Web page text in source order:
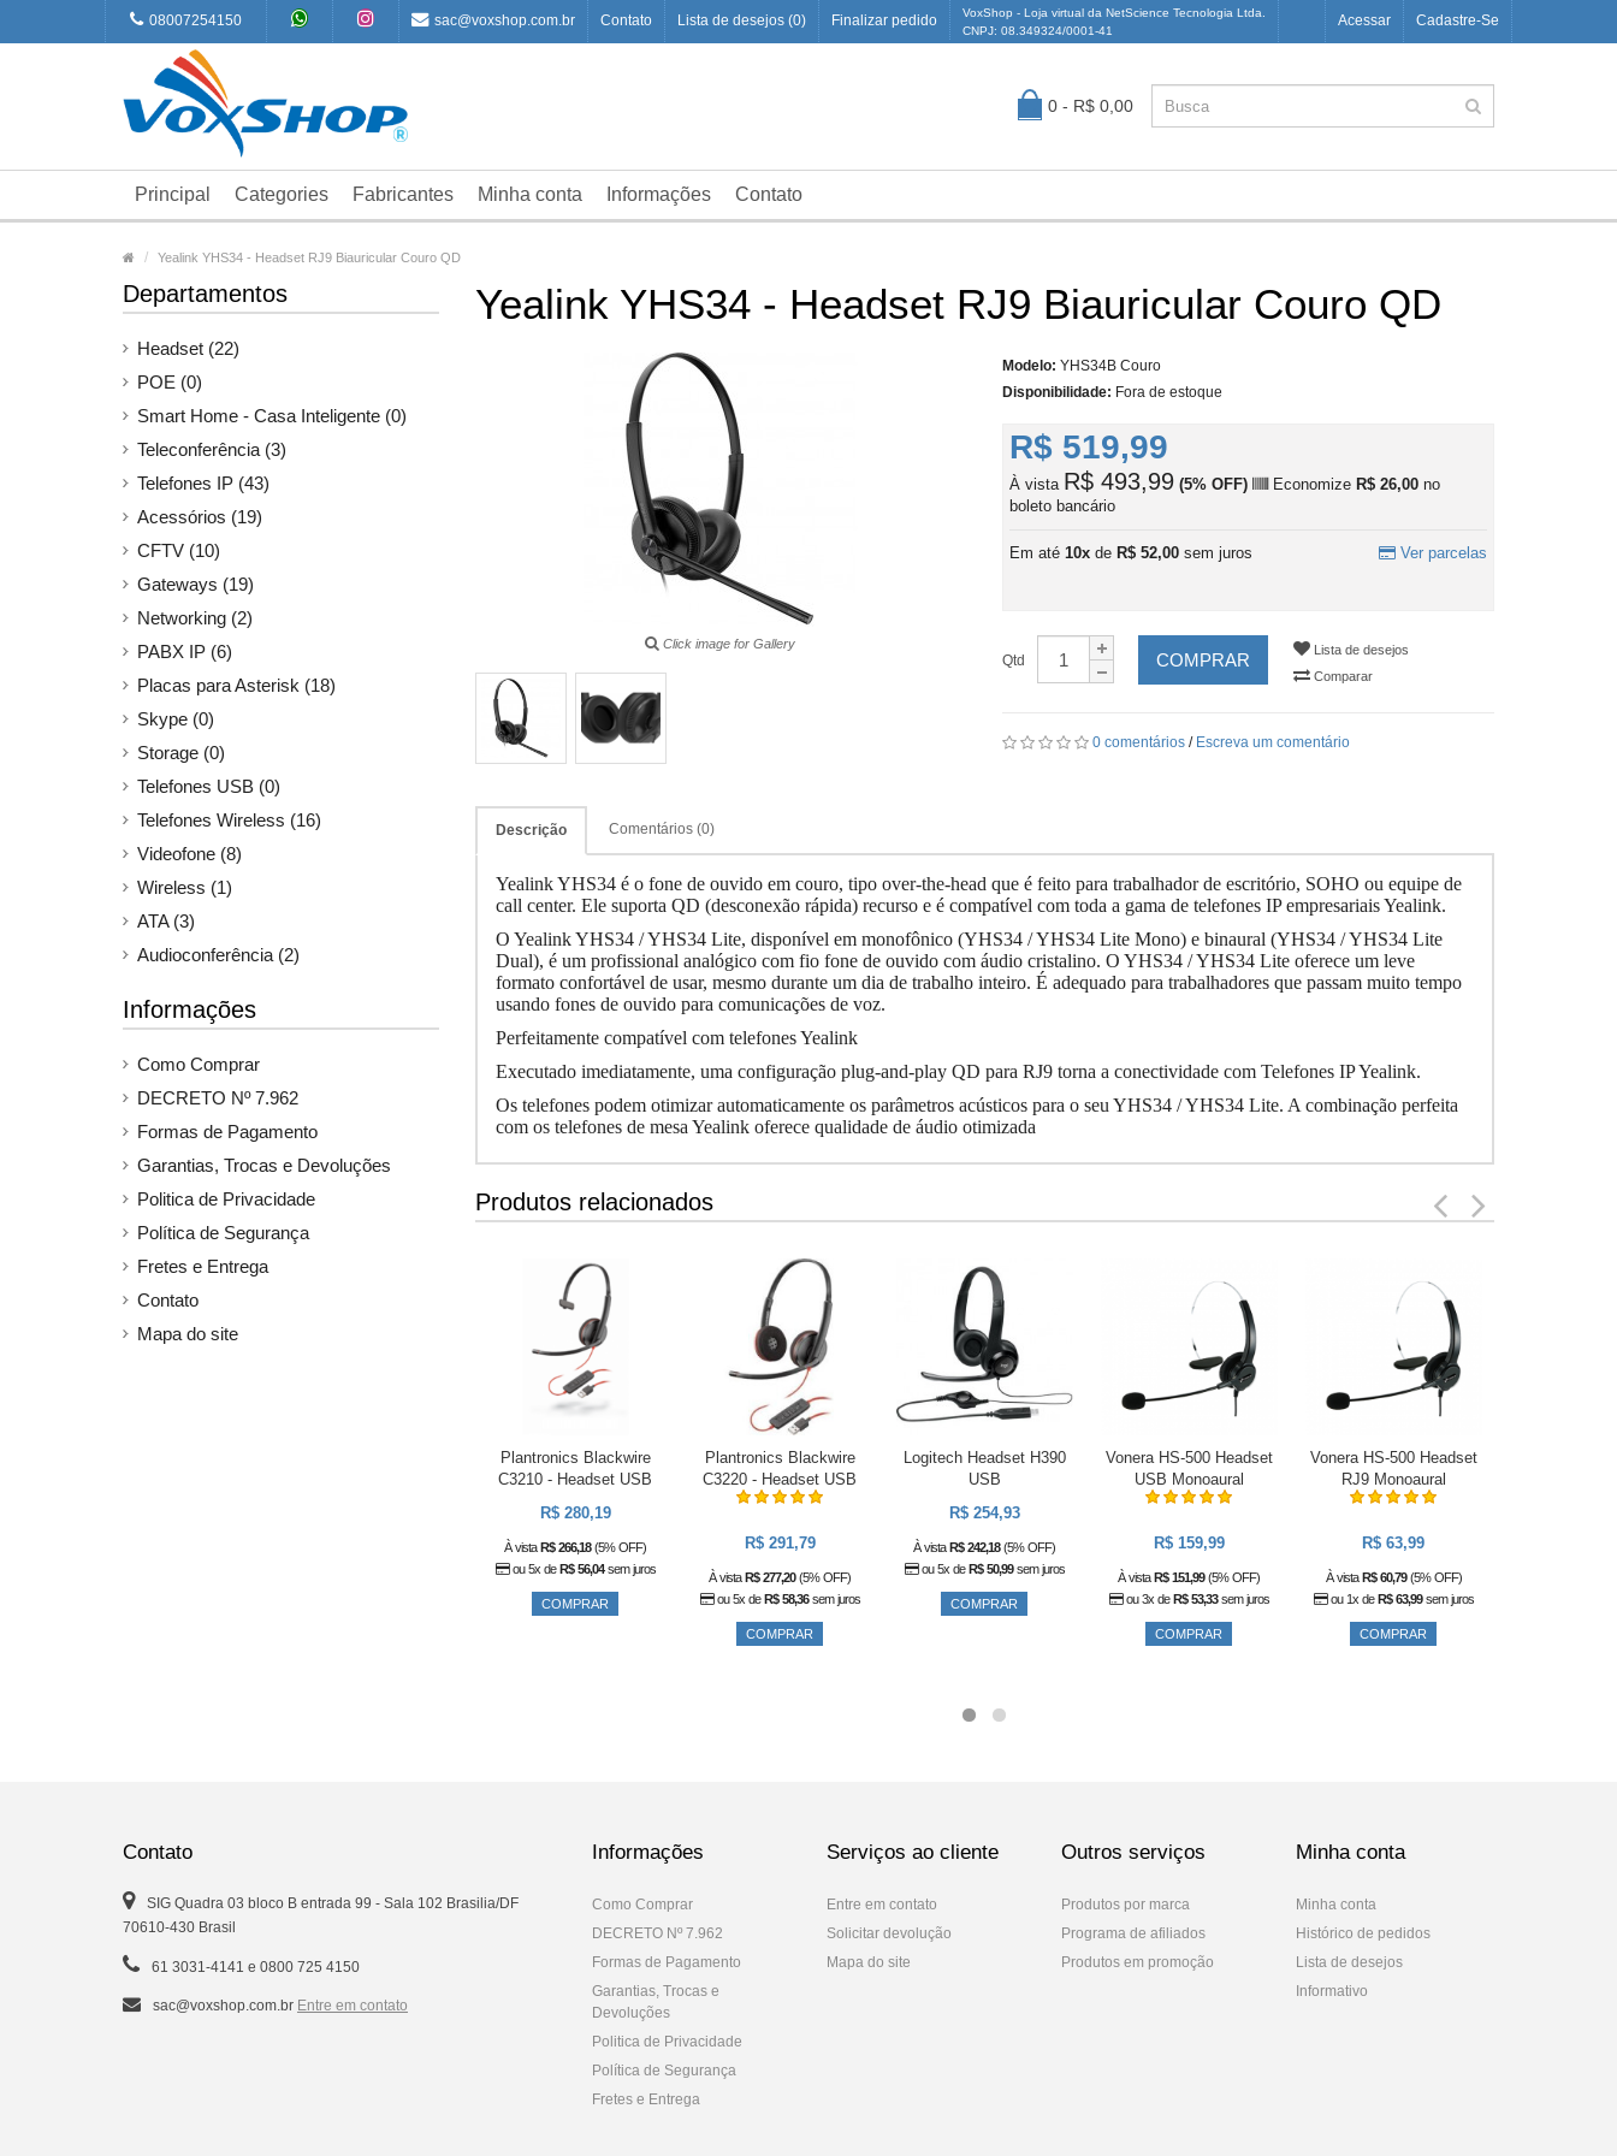
08007254150 sac@voxshop.com.br Contato Lista de desejos (0) Finalizar pedido
VoxShop - Loja virtual da NetScience Tecnologia Ltda.
CNPJ: 08.349324/0001-41
Acessar Cadastre-Se
0 - R$ 0,00
Principal Categories Fabricantes Minha conta Informações Contato
Yealink YHS34 - Headset RJ9 Biauricular Couro QD
Departamentos
Headset (22)
POE (0)
Smart Home - Casa Inteligente (0)
Teleconferência (3)
Telefones IP (43)
Acessórios (19)
CFTV (10)
Gateways (19)
Networking (2)
PABX IP (6)
Placas para Asterisk (18)
Skype (0)
Storage (0)
Telefones USB (0)
Telefones Wireless (16)
Videofone (8)
Wireless (1)
ATA (3)
Audioconferência (2)
Informações
Como Comprar
DECRETO Nº 7.962
Formas de Pagamento
Garantias, Trocas e Devoluções
Politica de Privacidade
Política de Segurança
Fretes e Entrega
Contato
Mapa do site
Yealink YHS34 - Headset RJ9 Biauricular Couro QD
Click image for Gallery
Modelo: YHS34B Couro
Disponibilidade: Fora de estoque
R$ 519,99
À vista R$ 493,99 (5% OFF) Economize R$ 26,00 no
boleto bancário
Em até10x de R$ 52,00 sem juros Ver parcelas
Qtd COMPRAR
Lista de desejos
Comparar
0 comentários / Escreva um comentário
Descrição Comentários (0)
Yealink YHS34 é o fone de ouvido em couro, tipo over-the-head que é feito para trabalhador de escritório, SOHO ou equipe de
call center. Ele suporta QD (desconexão rápida) recurso e é compatível com toda a gama de telefones IP empresariais Yealink.
O Yealink YHS34 / YHS34 Lite, disponível em monofônico (YHS34 / YHS34 Lite Mono) e binaural (YHS34 / YHS34 Lite
Dual), é um profissional analógico com fio fone de ouvido com áudio cristalino. O YHS34 / YHS34 Lite oferece um leve
formato confortável de usar, mesmo durante um dia de trabalho inteiro. É adequado para trabalhadores que passam muito tempo
usando fones de ouvido para comunicações de voz.
Perfeitamente compatível com telefones Yealink
Executado imediatamente, uma configuração plug-and-play QD para RJ9 torna a conectividade com Telefones IP Yealink.
Os telefones podem otimizar automaticamente os parâmetros acústicos para o seu YHS34 / YHS34 Lite. A combinação perfeita
com os telefones de mesa Yealink oferece qualidade de áudio otimizada
Produtos relacionados
Plantronics Blackwire
C3210 - Headset USB
R$ 280,19
À vistaR$ 266,18(5% OFF)
ou 5x deR$ 56,04sem juros
COMPRAR
Plantronics Blackwire
C3220 - Headset USB
R$ 291,79
À vistaR$ 277,20(5% OFF)
ou 5x deR$ 58,36sem juros
COMPRAR
Logitech Headset H390
USB
R$ 254,93
À vistaR$ 242,18(5% OFF)
ou 5x deR$ 50,99sem juros
COMPRAR
Vonera HS-500 Headset
USB Monoaural
R$ 159,99
À vistaR$ 151,99(5% OFF)
ou 3x deR$ 53,33sem juros
COMPRAR
Vonera HS-500 Headset
RJ9 Monoaural
R$ 63,99
À vistaR$ 60,79(5% OFF)
ou 1x deR$ 63,99sem juros
COMPRAR
Contato
SIG Quadra 03 bloco B entrada 99 - Sala 102 Brasilia/DF
70610-430 Brasil
61 3031-4141 e 0800 725 4150
sac@voxshop.com.br Entre em contato
Informações
Como Comprar
DECRETO Nº 7.962
Formas de Pagamento
Garantias, Trocas e
Devoluções
Politica de Privacidade
Política de Segurança
Fretes e Entrega
Serviços ao cliente
Entre em contato
Solicitar devolução
Mapa do site
Outros serviços
Produtos por marca
Programa de afiliados
Produtos em promoção
Minha conta
Minha conta
Histórico de pedidos
Lista de desejos
Informativo